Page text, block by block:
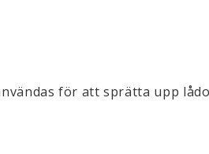
för att sprätta upp